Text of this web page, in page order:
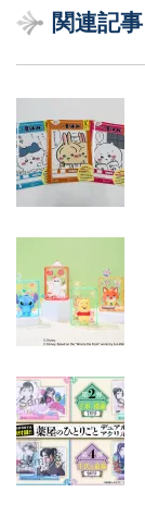
関連記事